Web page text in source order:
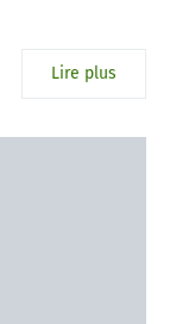
Lire plus